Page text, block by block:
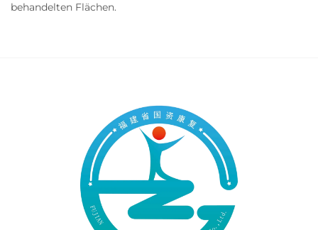
behandelten Flächen.